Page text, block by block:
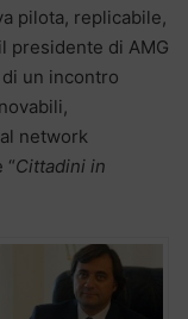
pilota, replicabile,
presidente di AMG
di un incontro
network
“Cittadini in